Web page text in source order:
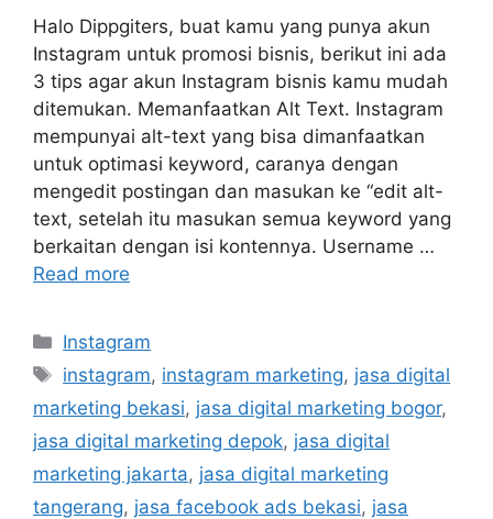
Halo Dippgiters, buat kamu yang punya akun
Instagram untuk promosi bisnis, berikut ini ada
3 tips agar akun Instagram bisnis kamu mudah
ditemukan. Memanfaatkan Alt Text. Instagram
mempunyai alt-text yang bisa dimanfaatkan
untuk optimasi keyword, caranya dengan
mengedit postingan dan masukan ke “edit alt-
text, setelah itu masukan semua keyword yang
berkaitan dengan isi kontennya. Username …
Read more
Instagram
instagram, instagram marketing, jasa digital
marketing bekasi, jasa digital marketing bogor,
jasa digital marketing depok, jasa digital
marketing jakarta, jasa digital marketing
tangerang, jasa facebook ads bekasi, jasa